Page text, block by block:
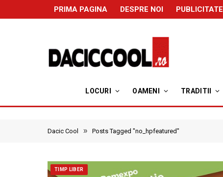
PRIMA PAGINA DESPRE NOI PUBLICITATE
LOCURI OAMENI TRADITII
Dacic Cool » Posts Tagged "no_hpfeatured"
TIMP LIBER